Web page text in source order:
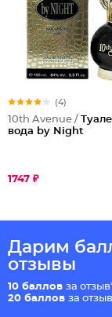
(4)
10th Avenue /
вода by Night
1747 ₽
Дарим
отзывы
10 баллов за
20 баллов за